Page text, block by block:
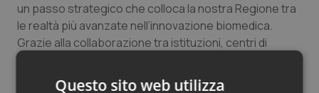
un passo strategico che colloca la nostra Regione tra
le realtà più avanzate nell’innovazione biomedica.
Grazie alla collaborazione tra istituzioni, centri di
offrire ai pazienti oncologici percorsi terapeutici
Questo sito web utilizza